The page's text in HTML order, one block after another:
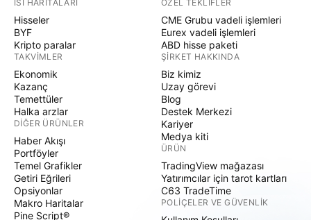
ISI HARITALARI
Hisseler
BYF
Kripto paralar
TAKVIMLER
Ekonomik
Kazanç
Temettüler
Halka arzlar
DIĞER ÜRÜNLER
Haber Akışı
Portföyler
Temel Grafikler
Getiri Eğrileri
Opsiyonlar
Makro Haritalar
Pine Script®
ÖZEL TEKLIFLER
CME Grubu vadeli işlemleri
Eurex vadeli işlemleri
ABD hisse paketi
ŞIRKET HAKKINDA
Biz kimiz
Uzay görevi
Blog
Destek Merkezi
Kariyer
Medya kiti
ÜRÜN
TradingView mağazası
Yatırımcılar için tarot kartları
C63 TradeTime
POLIÇELER VE GÜVENLIK